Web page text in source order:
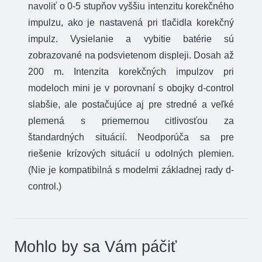
navoliť o 0-5 stupňov vyššiu intenzitu korekčného
impulzu, ako je nastavená pri tlačidla korekčný
impulz. Vysielanie a vybitie batérie sú
zobrazované na podsvietenom displeji. Dosah až
200 m. Intenzita korekčných impulzov pri
modeloch mini je v porovnaní s obojky d-control
slabšie, ale postačujúce aj pre stredné a veľké
plemená s priemernou citlivosťou za
štandardných situácií. Neodporúča sa pre
riešenie krízových situácií u odolných plemien.
(Nie je kompatibilná s modelmi základnej rady d-
control.)
Mohlo by sa Vám páčiť